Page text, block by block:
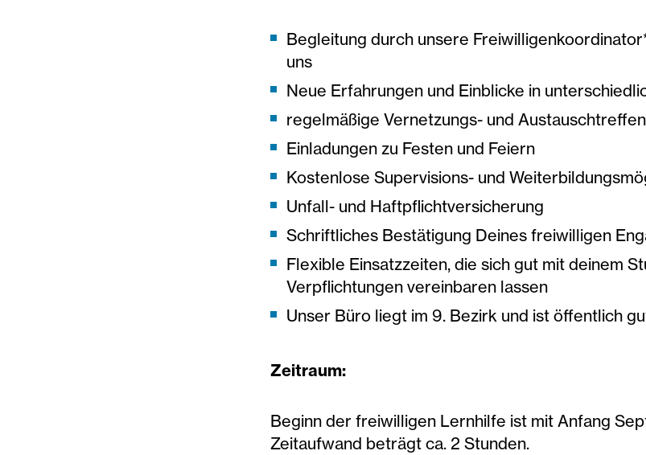
Begleitung durch unsere
uns
Neue Erfahrungen und Einblicke in
regelmäßige Vernetzungs- und
Einladungen zu Festen und Feiern
Kostenlose Supervisions- und
Unfall- und Haftpflichtversicherung
Schriftliches Bestätigung Deines freiwilligen
Flexible Einsatzzeiten, die sich gut mit deinem
Verpflichtungen vereinbaren lassen
Unser Büro liegt im 9. Bezirk und ist öffentlich
Zeitraum:
Beginn der freiwilligen Lernhilfe ist mit Anfang
Zeitaufwand beträgt ca. 2 Stunden.